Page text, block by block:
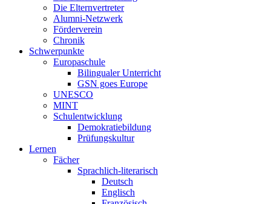
Die Elternvertreter
Alumni-Netzwerk
Förderverein
Chronik
Schwerpunkte
Europaschule
Bilingualer Unterricht
GSN goes Europe
UNESCO
MINT
Schulentwicklung
Demokratiebildung
Prüfungskultur
Lernen
Fächer
Sprachlich-literarisch
Deutsch
Englisch